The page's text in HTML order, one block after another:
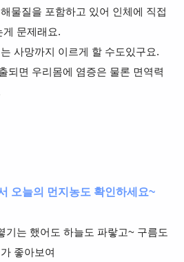
물질을 포함하고 있어 인체에 직접
게 문제래요.
사망까지 이르게 할 수도있구요.
되면 우리몸에 염증은 물론 면역력
오늘의 먼지 농도 확인하세요~
기는 했어도 하늘도 파랗고~ 구름도
좋아보여